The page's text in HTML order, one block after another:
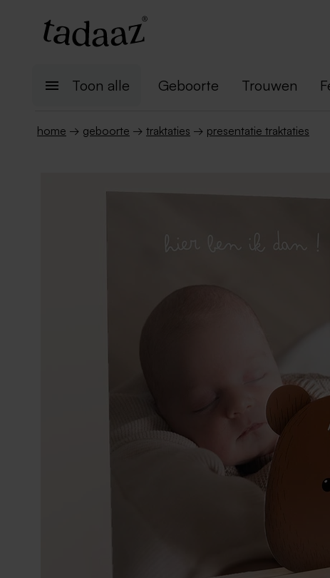
Toon alle Geboorte Trouwen
home → geboorte → traktaties → presentatie traktaties